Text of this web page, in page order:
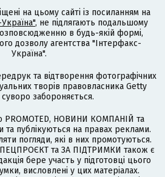
на цьому сайті із посиланням на
, не підлягають подальшому
в будь-якій формі,
дозволу агентства "Інтерфакс-
Україна".
та відтворення фотографічних
творів правовласника Getty
забороняється.
PROMOTED, НОВИНИ КОМПАНІЙ та
публікуються на правах реклами.
погляди, які в них промотуються.
та ЗА ПІДТРИМКИ також є
бере участь у підготовці цього
висловлені у цих матеріалах.